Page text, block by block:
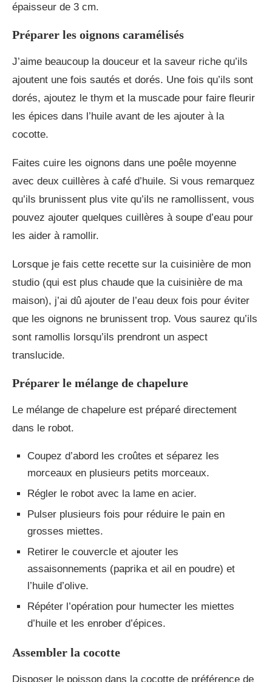
épaisseur de 3 cm.
Préparer les oignons caramélisés
J’aime beaucoup la douceur et la saveur riche qu’ils
ajoutent une fois sautés et dorés. Une fois qu’ils sont
dorés, ajoutez le thym et la muscade pour faire fleurir
les épices dans l’huile avant de les ajouter à la
cocotte.
Faites cuire les oignons dans une poêle moyenne
avec deux cuillères à café d’huile. Si vous remarquez
qu’ils brunissent plus vite qu’ils ne ramollissent, vous
pouvez ajouter quelques cuillères à soupe d’eau pour
les aider à ramollir.
Lorsque je fais cette recette sur la cuisinière de mon
studio (qui est plus chaude que la cuisinière de ma
maison), j’ai dû ajouter de l’eau deux fois pour éviter
que les oignons ne brunissent trop. Vous saurez qu’ils
sont ramollis lorsqu’ils prendront un aspect
translucide.
Préparer le mélange de chapelure
Le mélange de chapelure est préparé directement
dans le robot.
Coupez d’abord les croûtes et séparez les
morceaux en plusieurs petits morceaux.
Régler le robot avec la lame en acier.
Pulser plusieurs fois pour réduire le pain en
grosses miettes.
Retirer le couvercle et ajouter les
assaisonnements (paprika et ail en poudre) et
l’huile d’olive.
Répéter l’opération pour humecter les miettes
d’huile et les enrober d’épices.
Assembler la cocotte
Disposer le poisson dans la cocotte de préférence de